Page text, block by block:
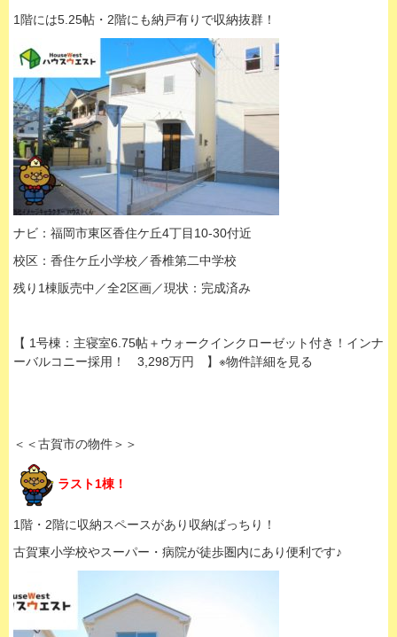
1階には5.25帖・2階にも納戸有りで収納抜群！
ナビ：福岡市東区香住ケ丘4丁目10-30付近
校区：香住ケ丘小学校／香椎第二中学校
残り1棟販売中／全2区画／現状：完成済み
【 1号棟：主寝室6.75帖＋ウォークインクローゼット付き！インナ
ーバルコニー採用！ 3,298万円 】※物件詳細を見る
＜＜古賀市の物件＞＞
ラスト1棟！
1階・2階に収納スペースがあり収納ばっちり！
古賀東小学校やスーパー・病院が徒歩圏内にあり便利です♪